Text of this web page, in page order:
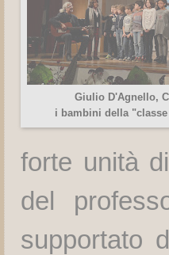
Giulio D'Agnello,
i bambini della
forte unità
del
supportato